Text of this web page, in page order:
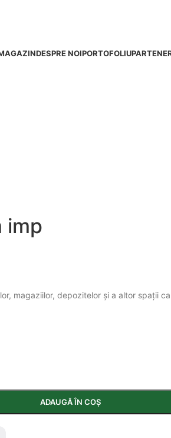
DESPRE NOIPORTOFOLIU
imp
magaziilor, depozitelor și a altor spații
ADAUGĂ ÎN COȘ